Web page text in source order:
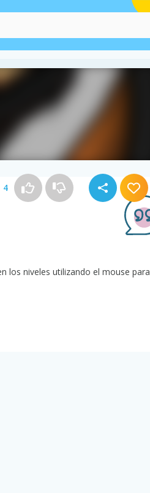
4
los niveles utilizando el mouse para